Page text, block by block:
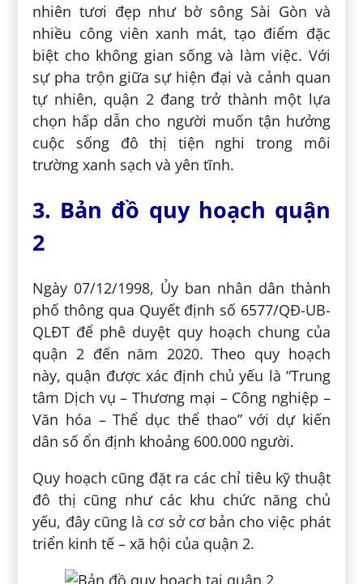
nhiên tươi đẹp như bờ sông Sài Gòn và
nhiều công viên xanh mát, tạo điểm đặc
biệt cho không gian sống và làm việc. Với
sự pha trộn giữa sự hiện đại và cảnh quan
tự nhiên, quận 2 đang trở thành một lựa
chọn hấp dẫn cho người muốn tận hưởng
cuộc sống đô thị tiện nghi trong môi
trường xanh sạch và yên tĩnh.
3. Bản đồ quy hoạch quận
2
Ngày 07/12/1998, Ủy ban nhân dân thành
phố thông qua Quyết định số 6577/QĐ-UB-
QLĐT để phê duyệt quy hoạch chung của
quận 2 đến năm 2020. Theo quy hoạch
này, quận được xác định chủ yếu là “Trung
tâm Dịch vụ – Thương mại – Công nghiệp –
Văn hóa – Thể dục thể thao” với dự kiến
dân số ổn định khoảng 600.000 người.
Quy hoạch cũng đặt ra các chỉ tiêu kỹ thuật
đô thị cũng như các khu chức năng chủ
yếu, đây cũng là cơ sở cơ bản cho việc phát
triển kinh tế – xã hội của quận 2.